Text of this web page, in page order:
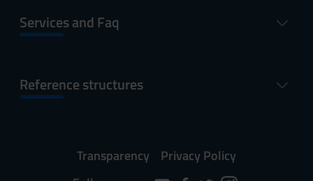
Services and Faq
Reference structures
Transparency
Privacy Policy